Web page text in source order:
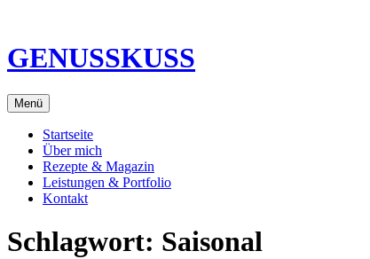
Inhalt
GENUSSKUSS
Menü
Startseite
Über mich
Rezepte & Magazin
Leistungen & Portfolio
Kontakt
Schlagwort: Saisonal